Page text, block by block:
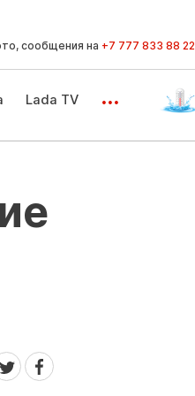
сообщения на +7 777 833 88 22
Lada TV ...